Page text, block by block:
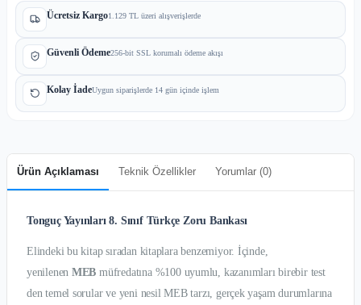
Ücretsiz Kargo1.129 TL üzeri alışverişlerde
Güvenli Ödeme256-bit SSL korumalı ödeme akışı
Kolay İadeUygun siparişlerde 14 gün içinde işlem
Ürün Açıklaması Teknik Özellikler Yorumlar (0)
Tonguç Yayınları 8. Sınıf Türkçe Zoru Bankası
Elindeki bu kitap sıradan kitaplara benzemiyor. İçinde,
yenilenen MEB müfredatına %100 uyumlu, kazanımları birebir test
den temel sorular ve yeni nesil MEB tarzı, gerçek yaşam durumlarına